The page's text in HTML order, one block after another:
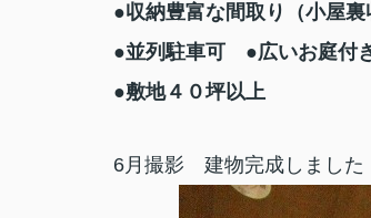
●収納豊富な間取り（小屋裏
●並列駐車可 ●広いお庭付
●敷地４０坪以上
6月撮影 建物完成しました